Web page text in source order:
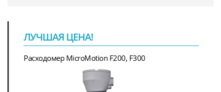
ЛУЧШАЯ ЦЕНА!
Расходомер MicroMotion F200, F300